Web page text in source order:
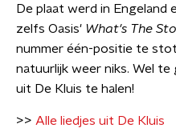
De plaat werd in Engeland
zelfs Oasis' What's The
nummer één-positie te
natuurlijk weer niks. Wel te
uit De Kluis te halen!
>> Alle liedjes uit De Kluis